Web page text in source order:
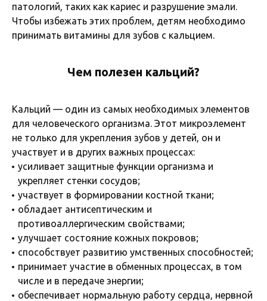
патологий, таких как кариес и разрушение эмали.
Чтобы избежать этих проблем, детям необходимо
принимать витамины для зубов с кальцием.
Чем полезен кальций?
Кальций — один из самых необходимых элементов
для человеческого организма. Этот микроэлемент
не только для укрепления зубов у детей, он и
участвует и в других важных процессах:
усиливает защитные функции организма и
укрепляет стенки сосудов;
участвует в формировании костной ткани;
обладает антисептическим и
противоаллергическим свойствами;
улучшает состояние кожных покровов;
способствует развитию умственных способностей;
принимает участие в обменных процессах, в том
числе и в передаче энергии;
обеспечивает нормальную работу сердца, нервной